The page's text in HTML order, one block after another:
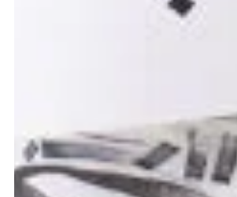
incididunt ut labore
magna aliqua. Ut
minim veniam, quis
exercitation ullamco